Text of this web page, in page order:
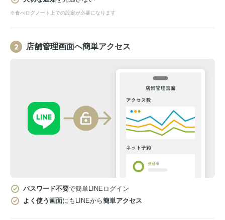
※食べログノート上での設定が必要になります
店舗管理画面へ簡単アクセス
パスワード不要で簡単LINEログイン
よく使う画面にもLINEから簡単アクセス